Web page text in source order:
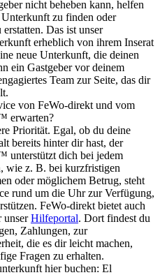
nicht beheben kann, helfen
zu finden oder
Das ist unser
erheblich von ihrem Inserat
neue Unterkunft, die deinen
ein Gastgeber vor deinem
Team zur Seite, das dir
von FeWo-direkt und vom
erwarten?
Priorität. Egal, ob du deine
bereits hinter dir hast, der
unterstützt dich bei jedem
wie z. B. bei kurzfristigen
oder möglichem Betrug, steht
rund um die Uhr zur Verfügung,
FeWo-direkt bietet auch
unserHilfeportal. Dort findest du
Zahlungen, zur
die es dir leicht machen,
Fragen zu erhalten.
hier buchen: El